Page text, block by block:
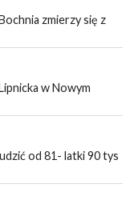
zmierzy się z
w Nowym
od 81- latki 90 tys